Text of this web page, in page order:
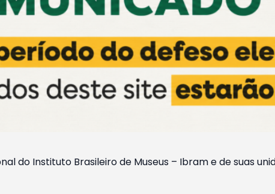
do Instituto Brasileiro de Museus – Ibram e de suas